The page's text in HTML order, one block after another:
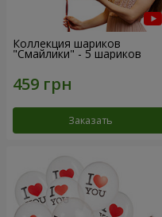
Коллекция шариков
"Смайлики" - 5 шариков
Заказать